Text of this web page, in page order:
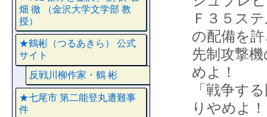
Ｆ３５ス
の配備を
先制攻撃
めよ！
「戦争す
りやめよ！
畑 徹 （金沢大学文学部 教
授）
★鶴彬（つるあきら） 公式
サイト
反戦川柳作家・鶴 彬
★七尾市 第二能登丸遭難事
件